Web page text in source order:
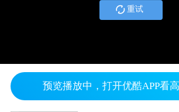
重试
预览播放中，打开优酷APP看